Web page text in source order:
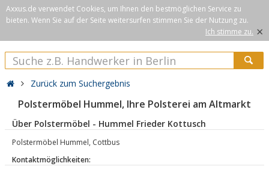
Axxus.de verwendet Cookies, um Ihnen den bestmöglichen Service zu
bieten. Wenn Sie auf der Seite weitersurfen stimmen Sie der Nutzung zu.
Ich stimme zu. ×
Zurück zum Suchergebnis
Polstermöbel Hummel, Ihre Polsterei am Altmarkt
Über Polstermöbel - Hummel Frieder Kottusch
Polstermöbel Hummel, Cottbus
Kontaktmöglichkeiten: